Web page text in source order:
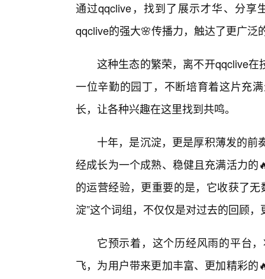
通过qqclive，找到了展示才华、分
qqclive的强大🌸传播力，触达了更广泛
这种生态的繁荣，离不开qqclive
一位辛勤的园丁，不断培育着这片充
长，让各种兴趣在这里找到共鸣。
十年，是沉淀，更是厚积薄发的前
经成长为一个成熟、稳健且充满活力
的运营经验，更重要的是，它收获了
淀”这个词组，不仅仅是对过去的回顾
它预示着，这个历经风雨的平台
飞，为用户带来更加丰富、更加精彩